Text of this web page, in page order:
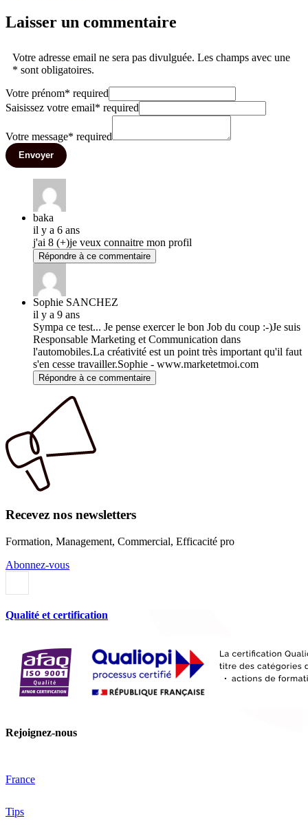
Laisser un commentaire
Votre adresse email ne sera pas divulguée. Les champs avec une
* sont obligatoires.
Votre prénom* required
Saisissez votre email* required
Votre message* required
Envoyer
baka
il y a 6 ans
j'ai 8 (+)je veux connaitre mon profil
Répondre à ce commentaire
Sophie SANCHEZ
il y a 9 ans
Sympa ce test... Je pense exercer le bon Job du coup :-)Je suis
Responsable Marketing et Communication dans
l'automobiles.La créativité est un point très important qu'il faut
s'en cesse travailler.Sophie - www.marketetmoi.com
Répondre à ce commentaire
Recevez nos newsletters
Formation, Management, Commercial, Efficacité pro
Abonnez-vous
Qualité et certification
Rejoignez-nous
France
Tips